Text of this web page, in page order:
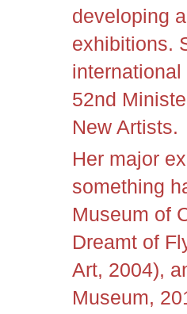
developing
exhibitions.
52nd
New Artists.
Her major
something
Museum of
Dreamt of
Art, 2004),
Museum,